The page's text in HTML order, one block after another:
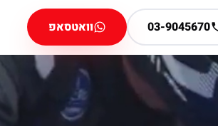
03-9045670 וואטסאפ